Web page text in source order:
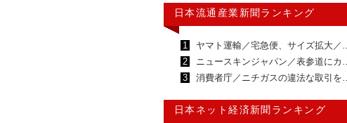
日本流通産業新聞ランキング
1
ヤマト運輸／宅急便、サイズ拡大／…
2
ニュースキンジャパン／表参道にカ…
3
消費者庁／ニチガスの違法な取引を…
日本ネット経済新聞ランキング